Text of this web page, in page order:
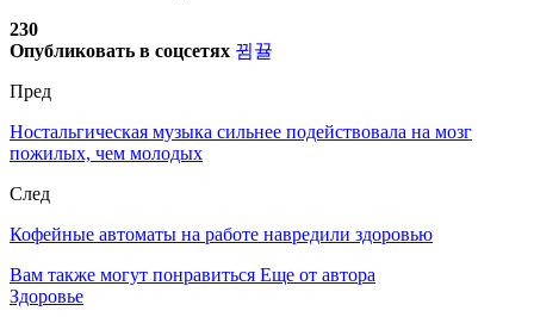
230
Опубликовать в соцсетях
Пред
Ностальгическая музыка сильнее подействовала на мозг
пожилых, чем молодых
След
Кофейные автоматы на работе навредили здоровью
Вам также могут понравиться Еще от автора
Здоровье